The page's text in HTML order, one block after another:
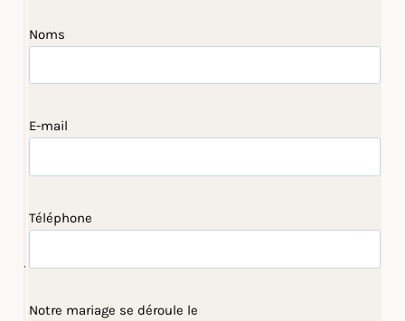
Noms
E-mail
Téléphone
Notre mariage se déroule le